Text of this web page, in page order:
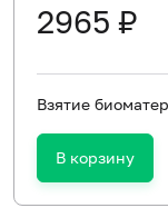
2965 ₽
Взятие
В корзину